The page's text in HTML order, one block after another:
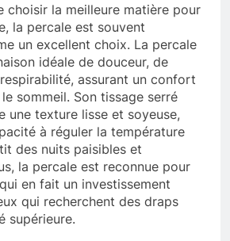
choisir la meilleure matière pour
la percale est souvent
un excellent choix. La percale
idéale de douceur, de
assurant un confort
sommeil. Son tissage serré
une texture lisse et soyeuse,
à réguler la température
des nuits paisibles et
la percale est reconnue pour
en fait un investissement
qui recherchent des draps
supérieure.